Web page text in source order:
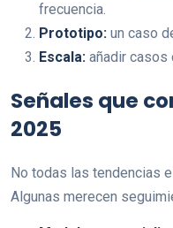
frecuencia.
Prototipo: un caso
Escala: añadir casos
Señales que
2025
No todas las tendencias
Algunas merecen